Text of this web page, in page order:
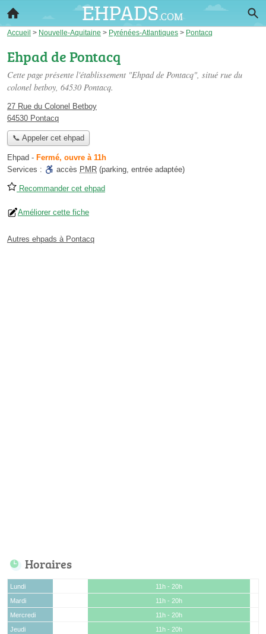
Accueil > Nouvelle-Aquitaine > Pyrénées-Atlantiques > Pontacq
Ehpad de Pontacq
Cette page présente l'établissement "Ehpad de Pontacq", situé rue du
colonel betboy, 64530 Pontacq.
27 Rue du Colonel Betboy
64530 Pontacq
📞 Appeler cet ehpad
Ehpad - Fermé, ouvre à 11h
Services :
accès PMR (parking, entrée adaptée)
Recommander cet ehpad
Améliorer cette fiche
Autres ehpads à Pontacq
Horaires
Lundi
11h - 20h
Mardi
11h - 20h
Mercredi
11h - 20h
Jeudi
11h - 20h